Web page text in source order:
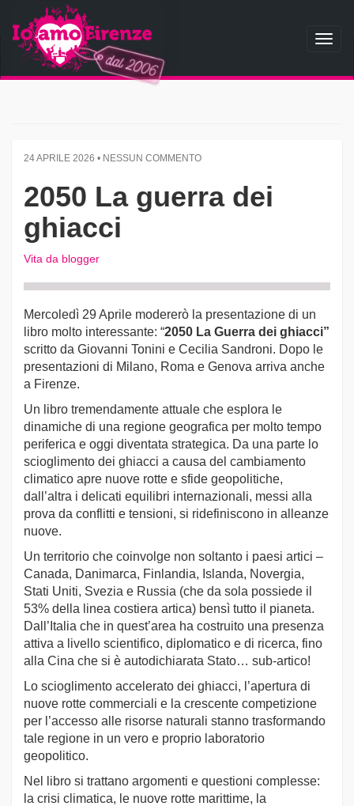
24 APRILE 2026 • NESSUN COMMENTO
2050 La guerra dei
ghiacci
Vita da blogger
Mercoledì 29 Aprile modererò la presentazione di un
libro molto interessante: “2050 La Guerra dei ghiacci”
scritto da Giovanni Tonini e Cecilia Sandroni. Dopo le
presentazioni di Milano, Roma e Genova arriva anche
a Firenze.
Un libro tremendamente attuale che esplora le
dinamiche di una regione geografica per molto tempo
periferica e oggi diventata strategica. Da una parte lo
scioglimento dei ghiacci a causa del cambiamento
climatico apre nuove rotte e sfide geopolitiche,
dall’altra i delicati equilibri internazionali, messi alla
prova da conflitti e tensioni, si ridefiniscono in alleanze
nuove.
Un territorio che coinvolge non soltanto i paesi artici –
Canada, Danimarca, Finlandia, Islanda, Novergia,
Stati Uniti, Svezia e Russia (che da sola possiede il
53% della linea costiera artica) bensì tutto il pianeta.
Dall’Italia che in quest’area ha costruito una presenza
attiva a livello scientifico, diplomatico e di ricerca, fino
alla Cina che si è autodichiarata Stato… sub-artico!
Lo scioglimento accelerato dei ghiacci, l’apertura di
nuove rotte commerciali e la crescente competizione
per l’accesso alle risorse naturali stanno trasformando
tale regione in un vero e proprio laboratorio
geopolitico.
Nel libro si trattano argomenti e questioni complesse:
la crisi climatica, le nuove rotte marittime, la